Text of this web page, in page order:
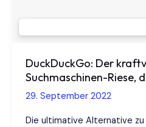
DuckDuckGo: Der
Suchmaschinen-Riese,
29. September 2022
Die ultimative Alternative zu